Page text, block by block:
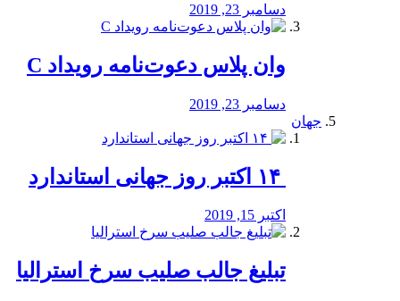
دسامبر 23, 2019
وان پلاس دعوت‌نامه رویداد C
دسامبر 23, 2019
جهان
اکتبر 15, 2019
تبلیغ جالب صلیب سرخ استرالیا